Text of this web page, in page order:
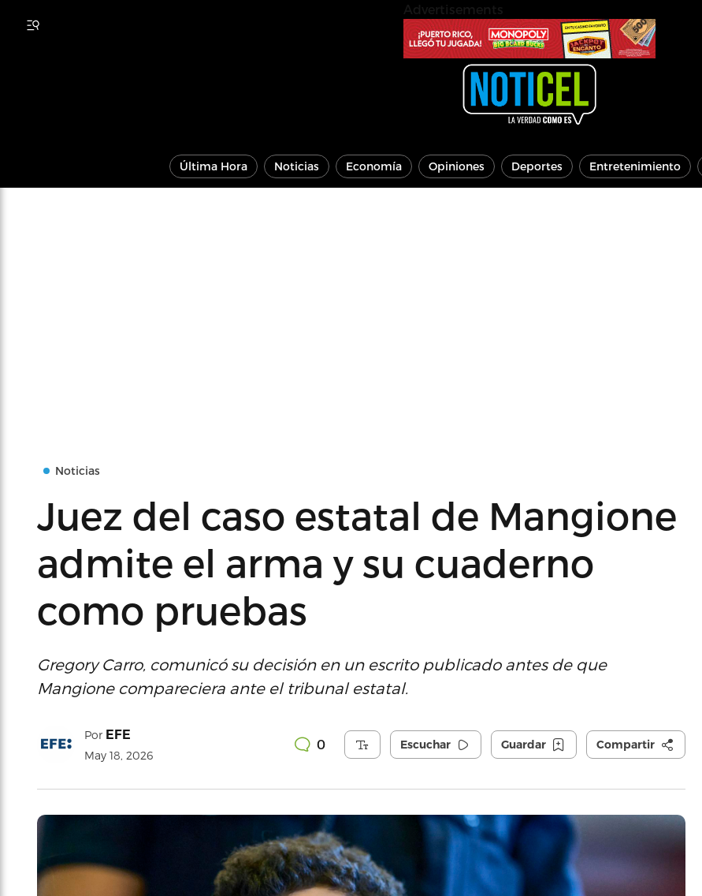
Última Hora Noticias Economía Opiniones Deportes Entretenimiento
Noticias
Juez del caso estatal de Mangione
admite el arma y su cuaderno
como pruebas
Gregory Carro, comunicó su decisión en un escrito publicado antes de que
Mangione compareciera ante el tribunal estatal.
Por EFE
May 18, 2026
0 Escuchar Guardar Compartir